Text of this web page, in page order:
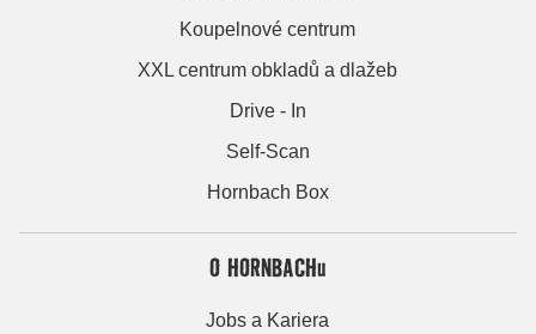
Koupelnové centrum
XXL centrum obkladů a dlažeb
Drive - In
Self-Scan
Hornbach Box
O HORNBACHu
Jobs a Kariera